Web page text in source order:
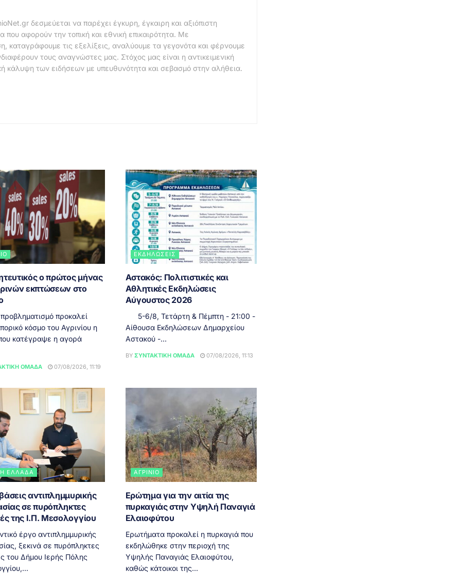
δεσμεύεται να παρέχει έγκυρη, έγκαιρη και αξιόπιστη
αφορούν την τοπική και εθνική επικαιρότητα. Με
καταγράφουμε τις εξελίξεις, αναλύουμε τα γεγονότα και φέρνουμε
τους αναγνώστες μας. Στόχος μας είναι η αντικειμενική
κάλυψη των ειδήσεων με υπευθυνότητα και σεβασμό στην αλήθεια.
ο πρώτος μήνας
εκπτώσεων στο
προκαλεί
κόσμο του Αγρινίου η
κατέγραψε η αγορά
ΟΜΆΔΑ 07/08/2026, 11:19
ΕΚΔΗΛΏΣΕΙΣ
Αστακός: Πολιτιστικές και
Αθλητικές Εκδηλώσεις
Αύγουστος 2026
5-6/8, Τετάρτη & Πέμπτη - 21:00 -
Αίθουσα Εκδηλώσεων Δημαρχείου
Αστακού -...
BY ΣΥΝΤΑΚΤΙΚΉ ΟΜΆΔΑ 07/08/2026, 11:13
ΕΛΛΆΔΑ
αντιπλημμυρικής
σε πυρόπληκτες
της Ι.Π. Μεσολογγίου
έργο αντιπλημμυρικής
ξεκινά σε πυρόπληκτες
του Δήμου Ιερής Πόλης
ΑΓΡΊΝΙΟ
Ερώτημα για την αιτία της
πυρκαγιάς στην Υψηλή Παναγιά
Ελαιοφύτου
Ερωτήματα προκαλεί η πυρκαγιά που
εκδηλώθηκε στην περιοχή της
Υψηλής Παναγιάς Ελαιοφύτου,
καθώς κάτοικοι της...